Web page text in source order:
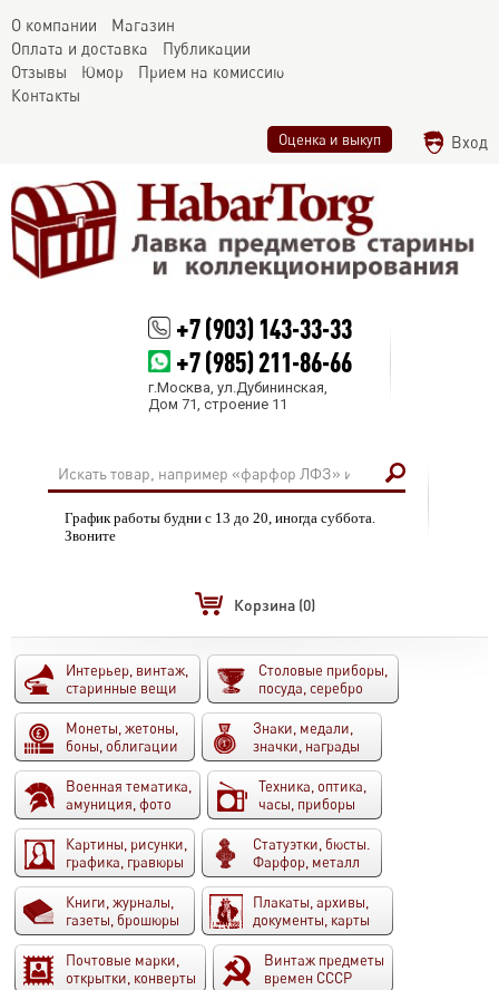
О компании
Магазин
Оплата и доставка
Публикации
Отзывы
Юмор
Прием на комиссию
Контакты
Оценка и выкуп Вход
+7 (903) 143-33-33
+7 (985) 211-86-66
г.Москва, ул.Дубининская,
Дом 71, строение 11
График работы будни с 13 до 20, иногда суббота.
Звоните
Корзина (0)
Интерьер, винтаж,
старинные вещи
Столовые приборы,
посуда, серебро
Монеты, жетоны,
боны, облигации
Знаки, медали,
значки, награды
Военная тематика,
амуниция, фото
Техника, оптика,
часы, приборы
Картины, рисунки,
графика, гравюры
Статуэтки, бюсты.
Фарфор, металл
Книги, журналы,
газеты, брошюры
Плакаты, архивы,
документы, карты
Почтовые марки,
открытки, конверты
Винтаж предметы
времен СССР